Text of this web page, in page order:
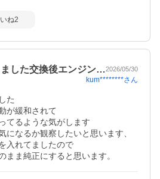
ね2
した交換後エンジン…2026/05/30
kum********さん
た
が緩和されて
てるような気がします
になるか観察したいと思います、
入れてましたので
まま純正にすると思います。